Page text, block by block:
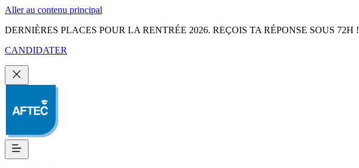
Aller au contenu principal
DERNIÈRES PLACES POUR LA RENTRÉE 2026. REÇOIS TA RÉPONSE SOUS 72H !
CANDIDATER